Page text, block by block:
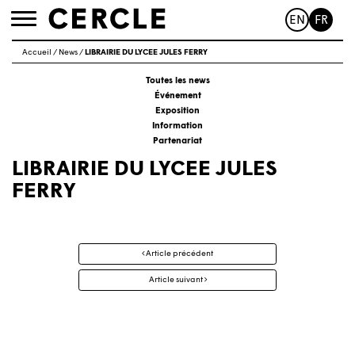
Toggle
EN FR
Accueil / News/ LIBRAIRIE DU LYCEE JULES FERRY
Toutes les news
Événement
Exposition
Information
Partenariat
LIBRAIRIE DU LYCEE JULES
FERRY
Navigation
Article précédent
Article suivant